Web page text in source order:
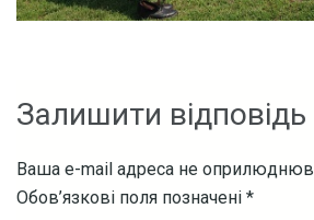
Залишити відповідь
Ваша e-mail адреса не
Обов’язкові поля позначені *